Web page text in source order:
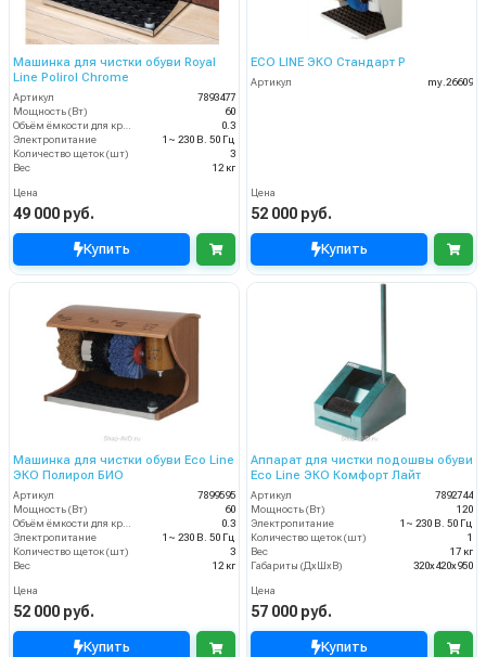
Машинка для чистки обуви Royal
Line Polirol Chrome
Артикул
7893477
Мощность (Вт)
60
0.3
Электропитание
1~ 230 В. 50 Гц
Количество щеток (шт)
3
Вес
12 кг
Цена
49 000 руб.
Купить
ECO LINE ЭКО Стандарт Р
Артикул my.26609
Цена
52 000 руб.
Купить
Машинка для чистки обуви Eco Line
ЭКО Полирол БИО
Артикул
7899595
Мощность (Вт)
60
Объём ёмкости для крема (л)
0.3
Электропитание
1~ 230 В. 50 Гц
Количество щеток (шт)
3
Вес
12 кг
Цена
52 000 руб.
Купить
Аппарат для чистки подошвы обуви
Eco Line ЭКО Комфорт Лайт
Артикул
7892744
Мощность (Вт)
120
Электропитание
1~ 230 В. 50 Гц
Количество щеток (шт)
1
Вес
17 кг
Габариты (ДхШхВ)
320х420х950
Цена
57 000 руб.
Купить